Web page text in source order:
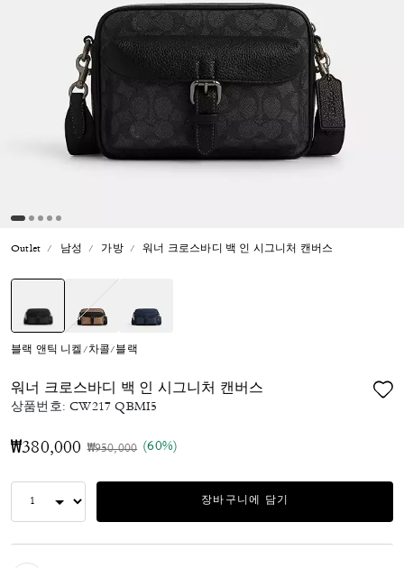
Outlet 남성 가방 워너 크로스바디 백 인 시그니처 캔버스
블랙 앤틱 니켈/차콜/블랙
워너 크로스바디 백 인 시그니처 캔버스
상품번호:CW217 QBMI5
₩380,000 가격 인하 전
₩950,000인하됨
(60%)
장바구니에 담기